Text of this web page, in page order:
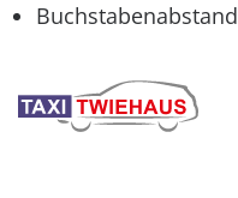
Buchstabenabstand